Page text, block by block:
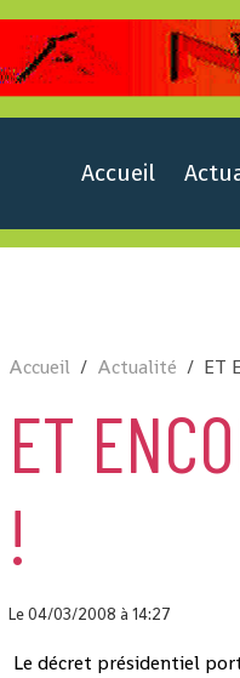
Accueil
Accueil Actualité ET
ET
!
Le 04/03/2008à 14:27
Le décret présidentiel